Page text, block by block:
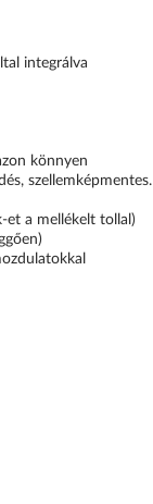
integrálva
könnyen
szellemképmentes.
et a mellékelt tollal)